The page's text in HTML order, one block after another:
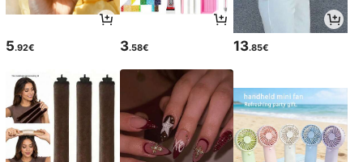
5.92€ 3.58€ 13.85€